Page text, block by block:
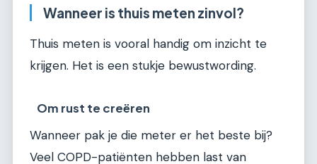
Wanneer is thuis meten zinvol?
Thuis meten is vooral handig om inzicht te
krijgen. Het is een stukje bewustwording.
Om rust te creëren
Wanneer pak je die meter er het beste bij?
Veel COPD-patiënten hebben last van